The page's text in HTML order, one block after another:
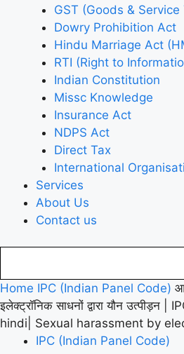
GST (Goods & Service
Dowry Prohibition Act
Hindu Marriage Act
RTI (Right to
Indian Constitution
Missc Knowledge
Insurance Act
NDPS Act
Direct Tax
International
Services
About Us
Contact us
Home IPC (Indian Panel Code)
इलेक्ट्रॉनिक साधनों द्वारा यौन
hindi| Sexual harassment by
IPC (Indian Panel Code)